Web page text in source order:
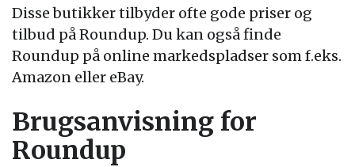
Disse butikker tilbyder ofte gode priser og
tilbud på Roundup. Du kan også finde
Roundup på online markedspladser som f.eks.
Amazon eller eBay.
Brugsanvisning for
Roundup